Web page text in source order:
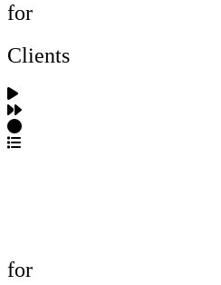
for
Clients
for